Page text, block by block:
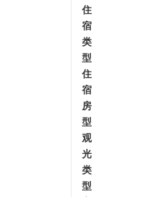
住
宿
类
型
住
宿
房
型
观
光
类
型